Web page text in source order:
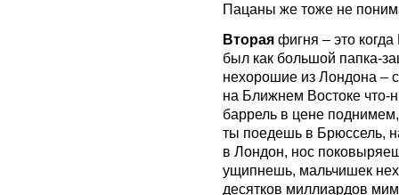
Пацаны же тоже не
Вторая фигня – это
был как большой папка-
нехорошие из Лондона –
на Ближнем Востоке что-
баррель в цене
ты поедешь в Брюссель,
в Лондон, нос
ущипнешь, мальчишек
десятков миллиардов